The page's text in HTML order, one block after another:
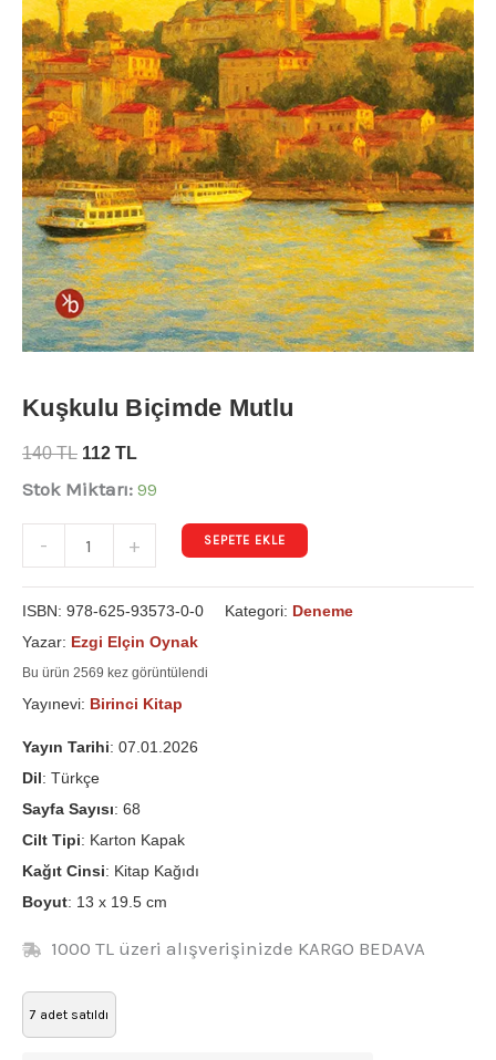
Kuşkulu Biçimde Mutlu
140TL 112 TL
Stok Miktarı: 99
- + SEPETE EKLE
ISBN: 978-625-93573-0-0 Kategori: Deneme
Yazar: Ezgi Elçin Oynak
Bu ürün 2569 kez görüntülendi
Yayınevi: Birinci Kitap
Yayın Tarihi: 07.01.2026
Dil: Türkçe
Sayfa Sayısı: 68
Cilt Tipi: Karton Kapak
Kağıt Cinsi: Kitap Kağıdı
Boyut: 13 x 19.5 cm
1000 TL üzeri alışverişinizde KARGO BEDAVA
7 adet satıldı